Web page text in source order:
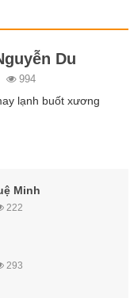
Du
994
lạnh buốt xương
Minh
222
293